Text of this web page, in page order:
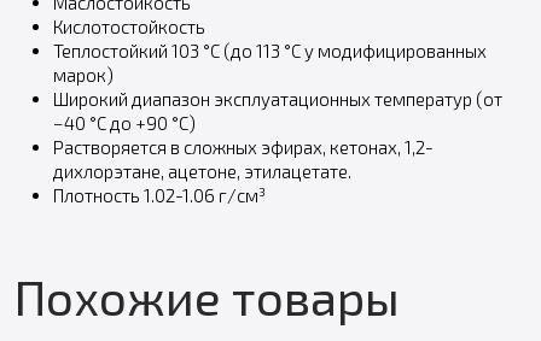
Кислотостойкость
Теплостойкий 103 °C (до 113 °C у модифицированных
марок)
Широкий диапазон эксплуатационных температур (от
−40 °C до +90 °C)
Растворяется в сложных эфирах, кетонах, 1,2-
дихлорэтане, ацетоне, этилацетате.
Плотность 1.02-1.06 г/см³
Похожие товары